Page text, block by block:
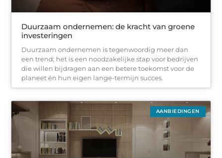
Duurzaam ondernemen: de kracht van groene
investeringen
Duurzaam ondernemen is tegenwoordig meer dan
een trend; het is een noodzakelijke stap voor bedrijven
die willen bijdragen aan een betere toekomst voor de
planeet én hun eigen lange-termijn succes.
AANBIEDINGEN